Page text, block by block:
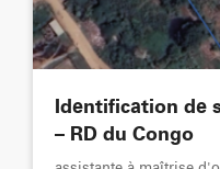
Identification de
– RD du Congo